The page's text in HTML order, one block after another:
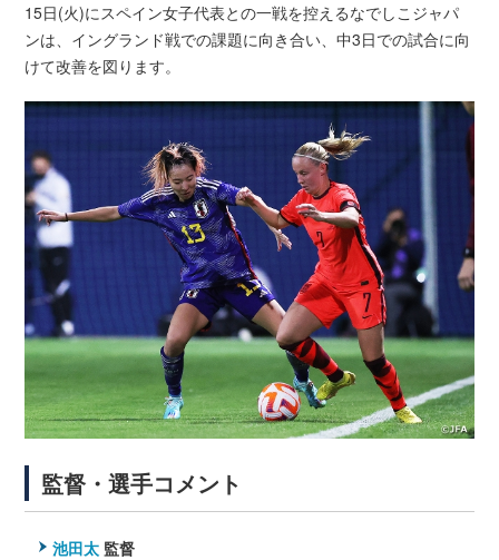
15日(火)にスペイン女子代表との一戦を控えるなでしこジャパ
ンは、イングランド戦での課題に向き合い、中3日での試合に向
けて改善を図ります。
監督・選手コメント
池田太 監督